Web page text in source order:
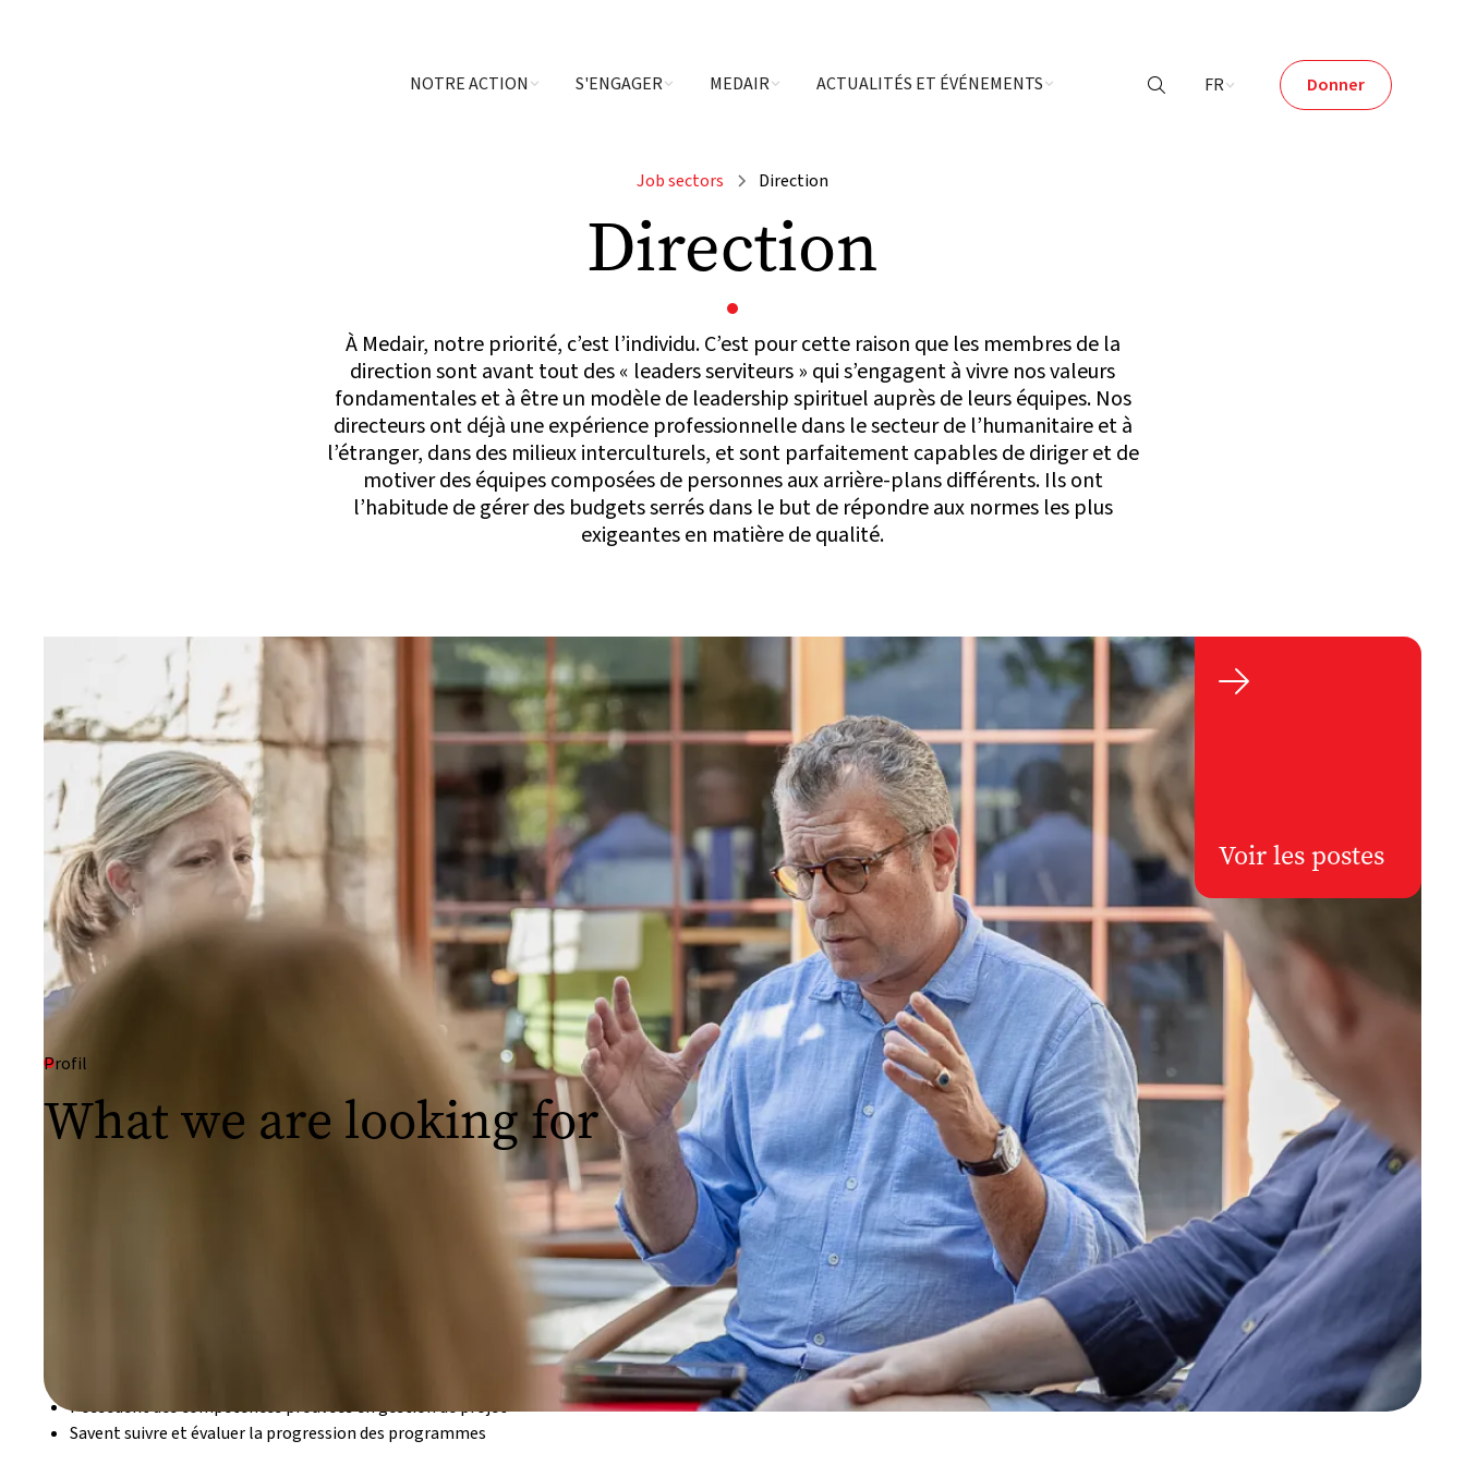
NOTRE ACTION S'ENGAGER MEDAIR ACTUALITÉS ET ÉVÉNEMENTS  FR Donner
Job sectors Direction
Direction
À Medair, notre priorité, c’est l’individu. C’est pour cette raison que les membres de la
direction sont avant tout des « leaders serviteurs » qui s’engagent à vivre nos valeurs
fondamentales et à être un modèle de leadership spirituel auprès de leurs équipes. Nos
directeurs ont déjà une expérience professionnelle dans le secteur de l’humanitaire et à
l’étranger, dans des milieux interculturels, et sont parfaitement capables de diriger et de
motiver des équipes composées de personnes aux arrière-plans différents. Ils ont
l’habitude de gérer des budgets serrés dans le but de répondre aux normes les plus
exigeantes en matière de qualité.

Voir les postes
Profil
What we are looking for
Il existe des postes de direction dans tous nos programmes sur le terrain, dans nos
bureaux affiliés, et au siège de Medair. Ils ont de nombreuses fonctions mais la plupart
Mènent des actions en coordination avec diverses parties prenantes afin d’assurer un
Possèdent des compétences prouvées en gestion de projet
Savent suivre et évaluer la progression des programmes